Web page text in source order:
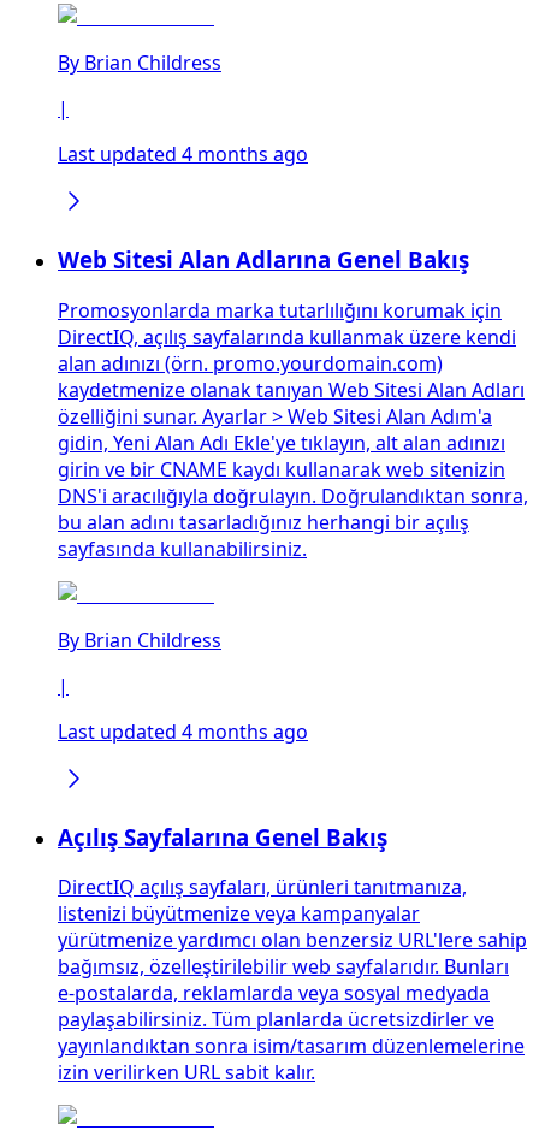
By Brian Childress
|
Last updated 4 months ago
Web Sitesi Alan Adlarına Genel Bakış
Promosyonlarda marka tutarlılığını korumak için
DirectIQ, açılış sayfalarında kullanmak üzere kendi
alan adınızı (örn. promo.yourdomain.com)
kaydetmenize olanak tanıyan Web Sitesi Alan Adları
özelliğini sunar. Ayarlar > Web Sitesi Alan Adım'a
gidin, Yeni Alan Adı Ekle'ye tıklayın, alt alan adınızı
girin ve bir CNAME kaydı kullanarak web sitenizin
DNS'i aracılığıyla doğrulayın. Doğrulandıktan sonra,
bu alan adını tasarladığınız herhangi bir açılış
sayfasında kullanabilirsiniz.
By Brian Childress
|
Last updated 4 months ago
Açılış Sayfalarına Genel Bakış
DirectIQ açılış sayfaları, ürünleri tanıtmanıza,
listenizi büyütmenize veya kampanyalar
yürütmenize yardımcı olan benzersiz URL'lere sahip
bağımsız, özelleştirilebilir web sayfalarıdır. Bunları
e-postalarda, reklamlarda veya sosyal medyada
paylaşabilirsiniz. Tüm planlarda ücretsizdirler ve
yayınlandıktan sonra isim/tasarım düzenlemelerine
izin verilirken URL sabit kalır.